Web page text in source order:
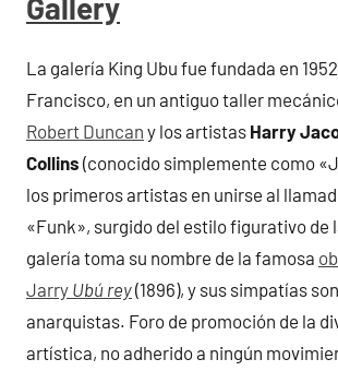
La galería King Ubu fue fundada en
Francisco, en un antiguo taller
Robert Duncan y los artistas Harry
Collins (conocido simplemente como
los primeros artistas en unirse al
«Funk», surgido del estilo figurativo de
galería toma su nombre de la famosa
Jarry Ubú rey(1896), y sus simpatías
anarquistas. Foro de promoción de la
artística, no adherido a ningún